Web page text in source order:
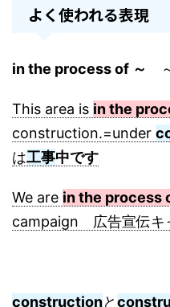
よく使われる表現
in the process of ～
This area is in the
construction.=under
は工事中です
We are in the process
campaign 広告宣伝キ
constructionと